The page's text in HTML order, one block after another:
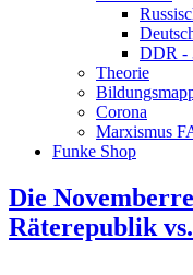
DDR -
Theorie
Corona
Marxismus
Funke Shop
Die
Räterepublik